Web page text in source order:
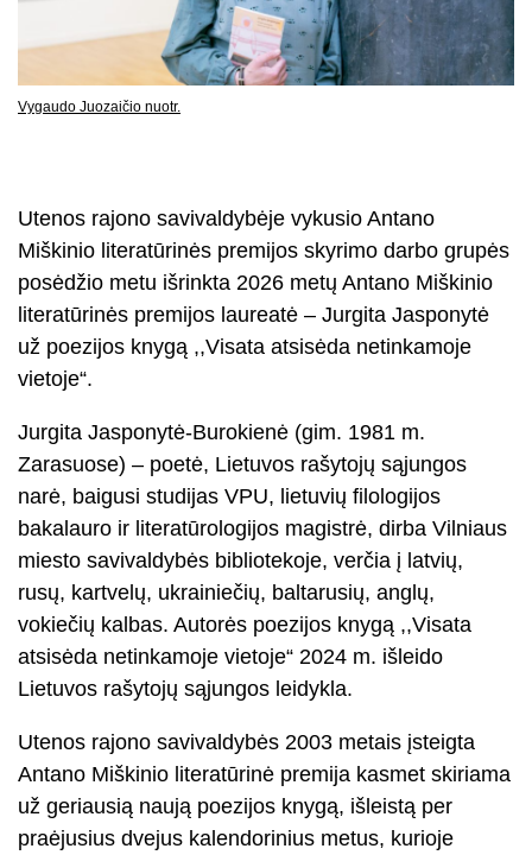
Vygaudo Juozaičio nuotr.
Utenos rajono savivaldybėje vykusio Antano
Miškinio literatūrinės premijos skyrimo darbo grupės
posėdžio metu išrinkta 2026 metų Antano Miškinio
literatūrinės premijos laureatė – Jurgita Jasponytė
už poezijos knygą ,,Visata atsisėda netinkamoje
vietoje“.
Jurgita Jasponytė-Burokienė (gim. 1981 m.
Zarasuose) – poetė, Lietuvos rašytojų sąjungos
narė, baigusi studijas VPU, lietuvių filologijos
bakalauro ir literatūrologijos magistrė, dirba Vilniaus
miesto savivaldybės bibliotekoje, verčia į latvių,
rusų, kartvelų, ukrainiečių, baltarusių, anglų,
vokiečių kalbas. Autorės poezijos knygą ,,Visata
atsisėda netinkamoje vietoje“ 2024 m. išleido
Lietuvos rašytojų sąjungos leidykla.
Utenos rajono savivaldybės 2003 metais įsteigta
Antano Miškinio literatūrinė premija kasmet skiriama
už geriausią naują poezijos knygą, išleistą per
praėjusius dvejus kalendorinius metus, kurioje